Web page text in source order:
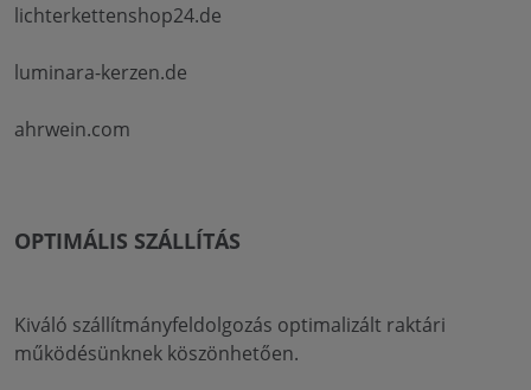
lichterkettenshop24.de
luminara-kerzen.de
ahrwein.com
OPTIMÁLIS SZÁLLÍTÁS
Kiváló szállítmányfeldolgozás optimalizált raktári
működésünknek köszönhetően.